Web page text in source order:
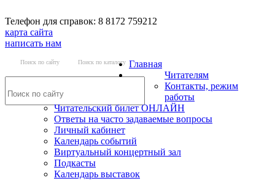
Телефон для справок: 8 8172 759212
карта сайта
написать нам
Поиск по сайту Поиск по каталогу Главная
Читателям
Контакты, режим
работы
Читательский билет ОНЛАЙН
Ответы на часто задаваемые вопросы
Личный кабинет
Календарь событий
Виртуальный концертный зал
Подкасты
Календарь выставок